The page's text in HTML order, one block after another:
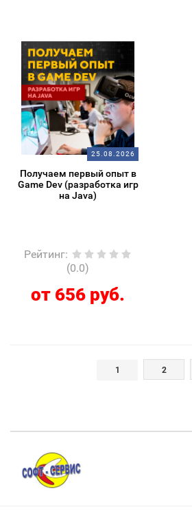
25.08.2026
Получаем первый опыт в
Game Dev (разработка игр
на Java)
Рейтинг:
(0.0)
от 656 руб.
1 2